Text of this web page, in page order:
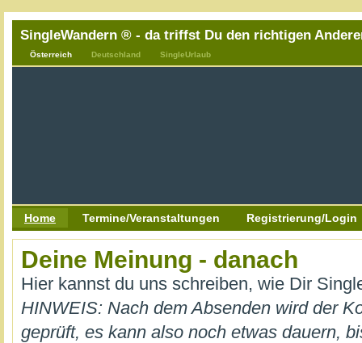
SingleWandern ® - da triffst Du den richtigen
Österreich Deutschland SingleUrlaub
Home Termine/Veranstaltungen Registrierung/Login
Deine Meinung - danach
Hier kannst du uns schreiben, wie Dir
HINWEIS: Nach dem Absenden wird der
geprüft, es kann also noch etwas dauern,